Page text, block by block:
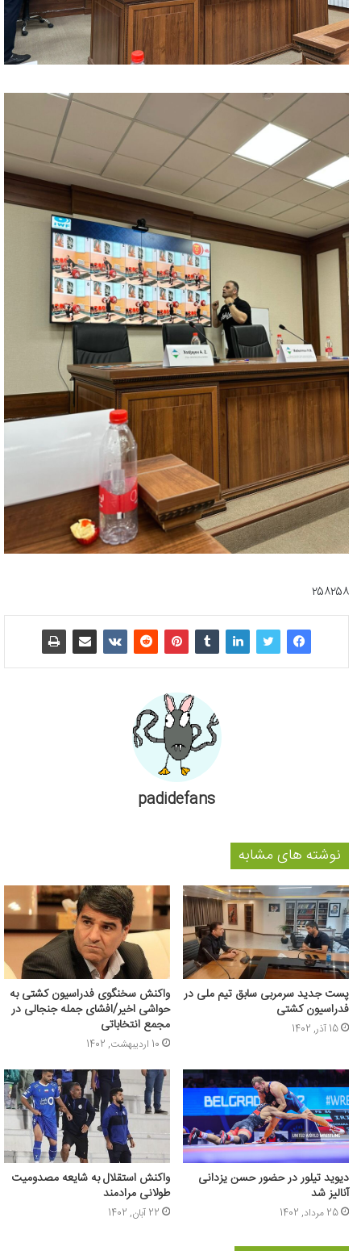
۲۵۸۲۵۸
padidefans
نوشته های مشابه
پست جدید سرمربی سابق تیم ملی در
فدراسیون کشتی
15 آذر, 1402
واکنش سخنگوی فدراسیون کشتی به
حواشی اخیر/افشای جمله جنجالی در
مجمع انتخاباتی
10 اردیبهشت, 1402
دیوید تیلور در حضور حسن یزدانی
آنالیز شد
25 مرداد, 1402
واکنش استقلال به شایعه مصدومیت
طولانی مرادمند
22 آبان, 1402